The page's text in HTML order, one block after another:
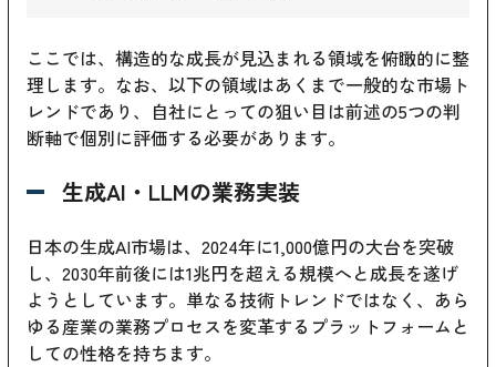
ここでは、構造的な成長が見込まれる領域を俯瞰的に整
理します。なお、以下の領域はあくまで一般的な市場ト
レンドであり、自社にとっての狙い目は前述の5つの判
断軸で個別に評価する必要があります。
生成AI・LLMの業務実装
日本の生成AI市場は、2024年に1,000億円の大台を突破
し、2030年前後には1兆円を超える規模へと成長を遂げ
ようとしています。単なる技術トレンドではなく、あら
ゆる産業の業務プロセスを変革するプラットフォームと
しての性格を持ちます。